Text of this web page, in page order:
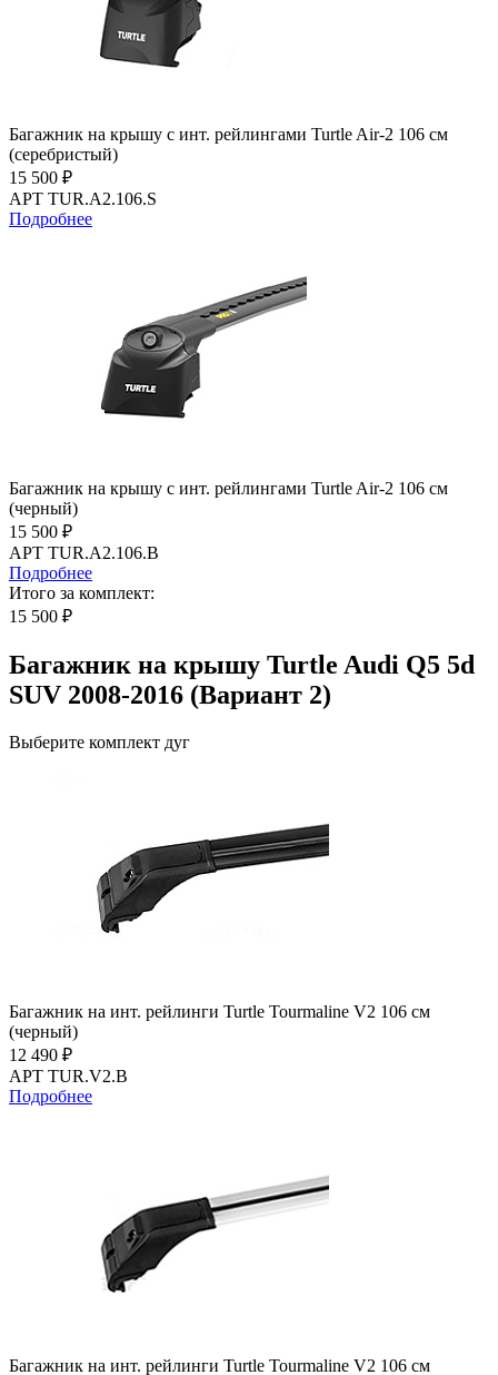
Багажник на крышу с инт. рейлингами Turtle Air-2 106 см
(серебристый)
15 500 ₽
АРТ TUR.A2.106.S
Подробнее
Багажник на крышу с инт. рейлингами Turtle Air-2 106 см
(черный)
15 500 ₽
АРТ TUR.A2.106.B
Подробнее
Итого за комплект:
15 500 ₽
Багажник на крышу Turtle Audi Q5 5d
SUV 2008-2016 (Вариант 2)
Выберите комплект дуг
Багажник на инт. рейлинги Turtle Tourmaline V2 106 см
(черный)
12 490 ₽
АРТ TUR.V2.B
Подробнее
Багажник на инт. рейлинги Turtle Tourmaline V2 106 см